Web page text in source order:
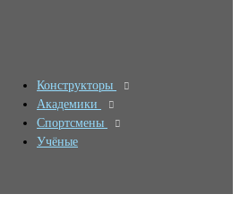
Конструкторы
Академики
Спортсмены
Учёные